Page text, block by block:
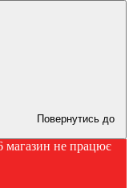
Повернутись до
магазин не працює